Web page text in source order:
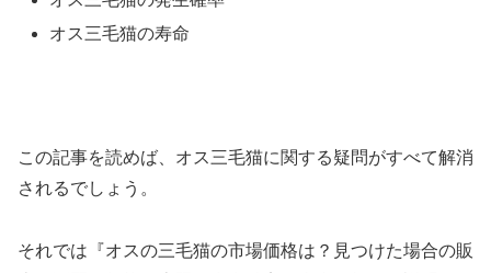
オス三毛猫の寿命
この記事を読めば、オス三毛猫に関する疑問がすべて解消
されるでしょう。
それでは『オスの三毛猫の市場価格は？見つけた場合の販